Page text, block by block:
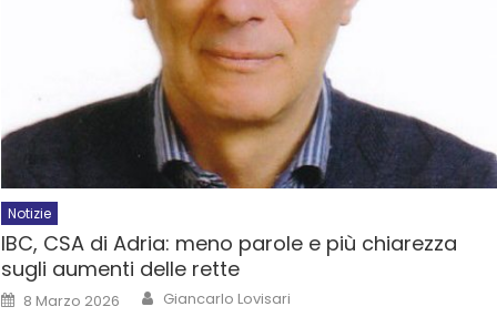
Notizie
IBC, CSA di Adria: meno parole e più chiarezza
sugli aumenti delle rette
8 Marzo 2026 Giancarlo Lovisari